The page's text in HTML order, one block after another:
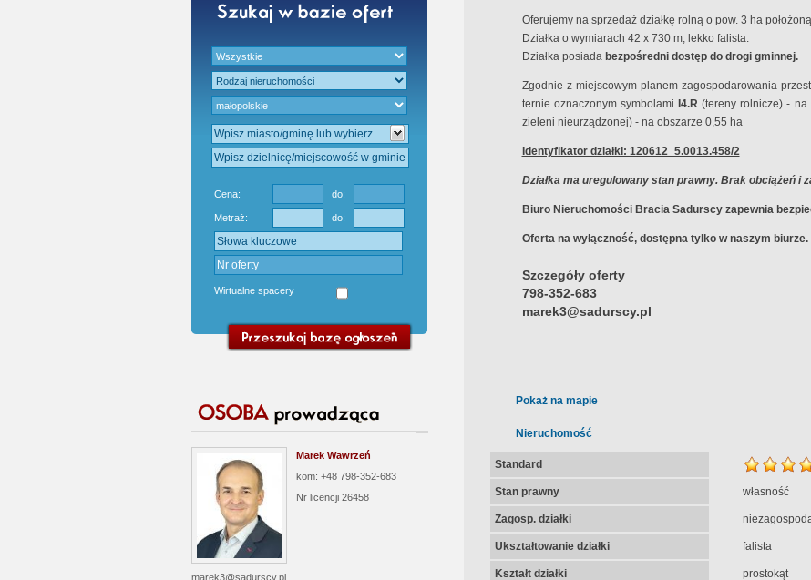
Cena: do:
Metraż: do:
Wirtualne spacery
Marek Wawrzeń
kom: +48 798-352-683
Nr licencji 26458
marek3@sadurscy.pl
Oferujemy na sprzedaż działkę rolną o pow. 3 ha
Działka o wymiarach 42 x 730 m, lekko falista.
Działka posiada bezpośredni dostęp do drogi gminnej.
Zgodnie z miejscowym planem zagospodarowania
ternie oznaczonym symbolami I4.R (tereny rolnicze) -
zieleni nieurządzonej) - na obszarze 0,55 ha
Identyfikator działki: 120612_5.0013.458/2
Działka ma uregulowany stan prawny. Brak obciążeń i
Biuro Nieruchomości Bracia Sadurscy zapewnia
Oferta na wyłączność, dostępna tylko w naszym biurze.
Szczegóły oferty
798-352-683
marek3@sadurscy.pl
Pokaż na mapie
Nieruchomość
Standard
Stan prawny własność
Zagosp. działki
Ukształtowanie działki falista
Kształt działki prostokąt